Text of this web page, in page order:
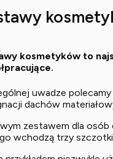
kosmetyków to
uwadze
dachów
zestawem dla
wchodzą trzy